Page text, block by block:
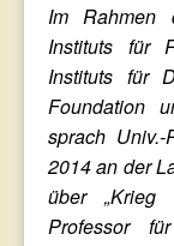
Im Rahmen
Instituts für
Instituts für
Foundation
sprach
2014 an der
über „Krieg
Professor